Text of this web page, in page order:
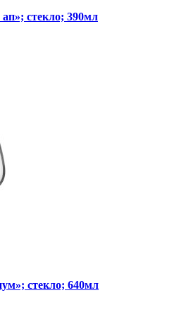
стекло; 390мл
стекло; 640мл